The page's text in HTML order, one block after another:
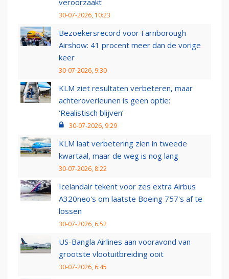
veroorzaakt
30-07-2026, 10:23
Bezoekersrecord voor Farnborough
Airshow: 41 procent meer dan de vorige
keer
30-07-2026, 9:30
KLM ziet resultaten verbeteren, maar
achteroverleunen is geen optie:
‘Realistisch blijven’
30-07-2026, 9:29
KLM laat verbetering zien in tweede
kwartaal, maar de weg is nog lang
30-07-2026, 8:22
Icelandair tekent voor zes extra Airbus
A320neo's om laatste Boeing 757's af te
lossen
30-07-2026, 6:52
US-Bangla Airlines aan vooravond van
grootste vlootuitbreiding ooit
30-07-2026, 6:45